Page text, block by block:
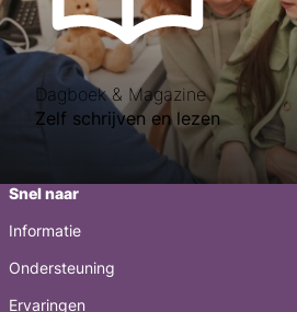
Dagboek & Magazine
Zelf schrijven en lezen
Snel naar
Informatie
Ondersteuning
Ervaringen